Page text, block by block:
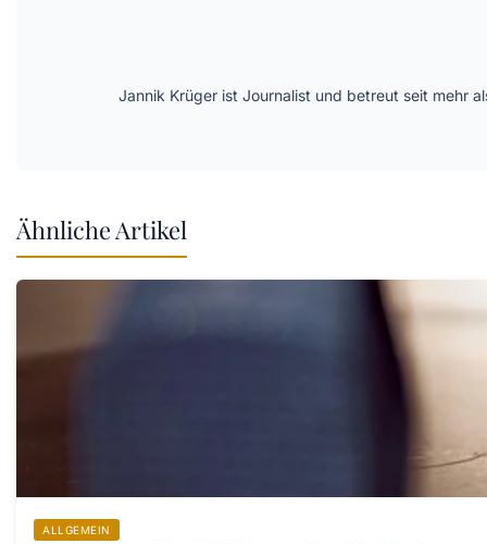
Jannik Krüger ist Journalist und betreut seit mehr
Ähnliche Artikel
ALLGEMEIN